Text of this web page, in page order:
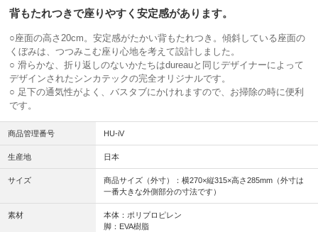
背もたれつきで座りやすく安定感があります。
○座面の高さ20cm。安定感がたかい背もたれつき。傾斜している座面の
くぼみは、つつみこむ座り心地を考えて設計しました。
○ 滑らかな、折り返しのないかたちはdureauと同じデザイナーによって
デザインされたシンカテックの完全オリジナルです。
○ 足下の通気性がよく、バスタブにかけれますので、お掃除の時に便利
です。
商品管理番号 HU-iV
生産地 日本
サイズ
商品サイズ（外寸）：横270×縦315×高さ285mm（外寸は
一番大きな外側部分の寸法です）
素材
本体：ポリプロピレン
脚：EVA樹脂